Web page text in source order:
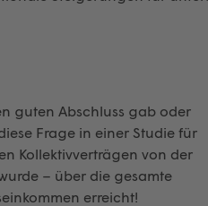
guten Abschluss gab oder
Frage in einer Studie für
Kollektivverträgen von der
– über die gesamte
erreicht!